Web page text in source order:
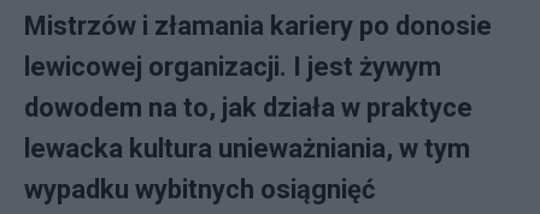
Mistrzów i złamania kariery po donosie
lewicowej organizacji. I jest żywym
dowodem na to, jak działa w praktyce
lewacka kultura unieważniania, w tym
wypadku wybitnych osiągnięć